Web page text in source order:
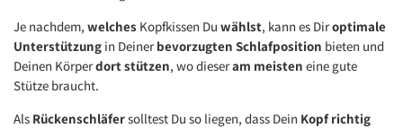
Je nachdem, welches Kopfkissen Du wählst, kann es Diroptimale
Unterstützung in Deiner bevorzugten Schlafposition bieten und
Deinen Körperdort stützen, wo dieseram meisten eine gute
Stütze braucht.
Als Rückenschläfersolltest Du so liegen, dass Dein Kopf richtig